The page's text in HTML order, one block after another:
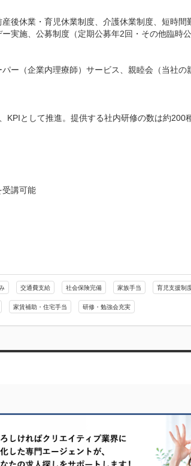
後休業・育児休業制度、介護休業制度、短時
実施、公募制度（定期公募年2回・その他臨時
ー（企業内理療師）サービス、親睦会（当社の
として推進。提供する社内研修の数は約200
受講可能
交通費支給 社会保険完備 家族手当 育児支援制
家賃補助・住宅手当 研修・勉強会充実